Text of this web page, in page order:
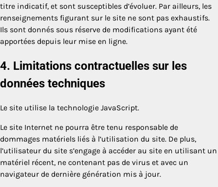
titre indicatif, et sont susceptibles d’évoluer. Par ailleurs, les
renseignements figurant sur le site ne sont pas exhaustifs.
Ils sont donnés sous réserve de modifications ayant été
apportées depuis leur mise en ligne.
4. Limitations contractuelles sur les
données techniques
Le site utilise la technologie JavaScript.
Le site Internet ne pourra être tenu responsable de
dommages matériels liés à l’utilisation du site. De plus,
l’utilisateur du site s’engage à accéder au site en utilisant un
matériel récent, ne contenant pas de virus et avec un
navigateur de dernière génération mis à jour.